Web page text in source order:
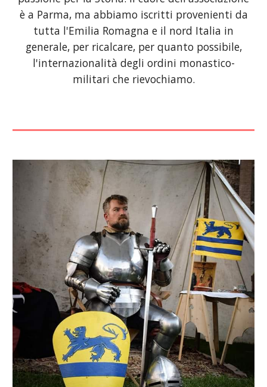
è a Parma, ma abbiamo iscritti provenienti da
tutta l'Emilia Romagna e il nord Italia in
generale, per ricalcare, per quanto possibile,
l'internazionalità degli ordini monastico-
militari che rievochiamo.